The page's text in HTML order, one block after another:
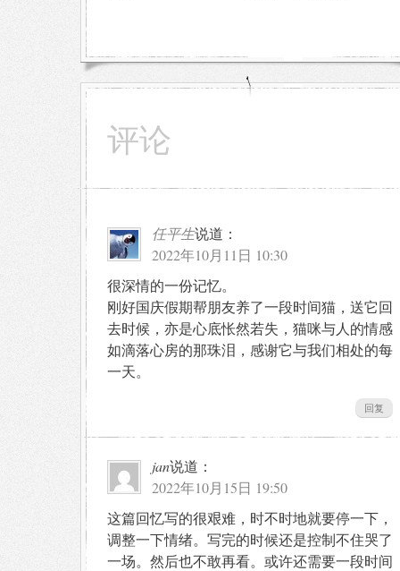
评论
任平生说道：
2022年10月11日 10:30
很深情的一份记忆。
刚好国庆假期帮朋友养了一段时间猫，送它回
去时候，亦是心底怅然若失，猫咪与人的情感
如滴落心房的那珠泪，感谢它与我们相处的每
一天。
回复
jan说道：
2022年10月15日 19:50
这篇回忆写的很艰难，时不时地就要停一下，
调整一下情绪。写完的时候还是控制不住哭了
一场。然后也不敢再看。或许还需要一段时间